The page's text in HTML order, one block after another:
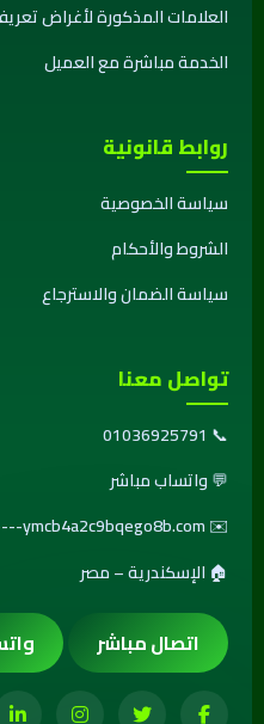
العلامات المذكورة لأغراض
الخدمة مباشرة مع العميل
روابط قانونية
سياسة الخصوصية
الشروط والأحكام
سياسة الضمان والاسترجاع
تواصل معنا
📞
01036925791
💬واتساب مباشر
✉️
ymcb4a2c9bqego8b.com
🏠 الإسكندرية – مصر
اتصال مباشر